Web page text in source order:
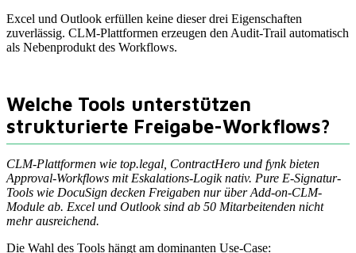
Excel und Outlook erfüllen keine dieser drei Eigenschaften
zuverlässig. CLM-Plattformen erzeugen den Audit-Trail automatisch
als Nebenprodukt des Workflows.
Welche Tools unterstützen
strukturierte Freigabe-Workflows?
CLM-Plattformen wie top.legal, ContractHero und fynk bieten
Approval-Workflows mit Eskalations-Logik nativ. Pure E-Signatur-
Tools wie DocuSign decken Freigaben nur über Add-on-CLM-
Module ab. Excel und Outlook sind ab 50 Mitarbeitenden nicht
mehr ausreichend.
Die Wahl des Tools hängt am dominanten Use-Case: